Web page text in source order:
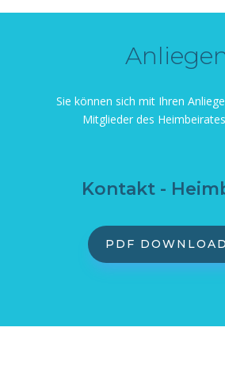
Sie können sich mit Ihren
Mitglieder des
Kontakt -
PDF